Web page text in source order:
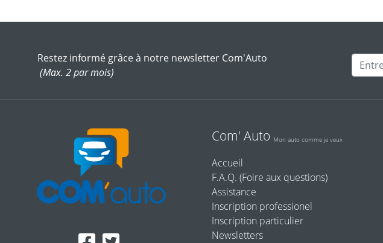
Restez informé grâce à notre newsletter Com'Auto
(Max. 2 par mois)
Adresse mail
Com' Auto Mon auto comme je veux
Accueil
F.A.Q. (Foire aux questions)
Assistance
Inscription professionel
Inscription particulier
Newsletters